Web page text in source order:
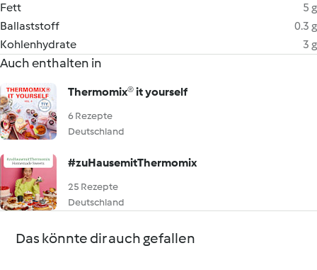
Fett
5 g
Ballaststoff
0.3 g
Kohlenhydrate
3 g
Auch enthalten in
Thermomix® it yourself
6 Rezepte
Deutschland
#zuHausemitThermomix
25 Rezepte
Deutschland
Das könnte dir auch gefallen